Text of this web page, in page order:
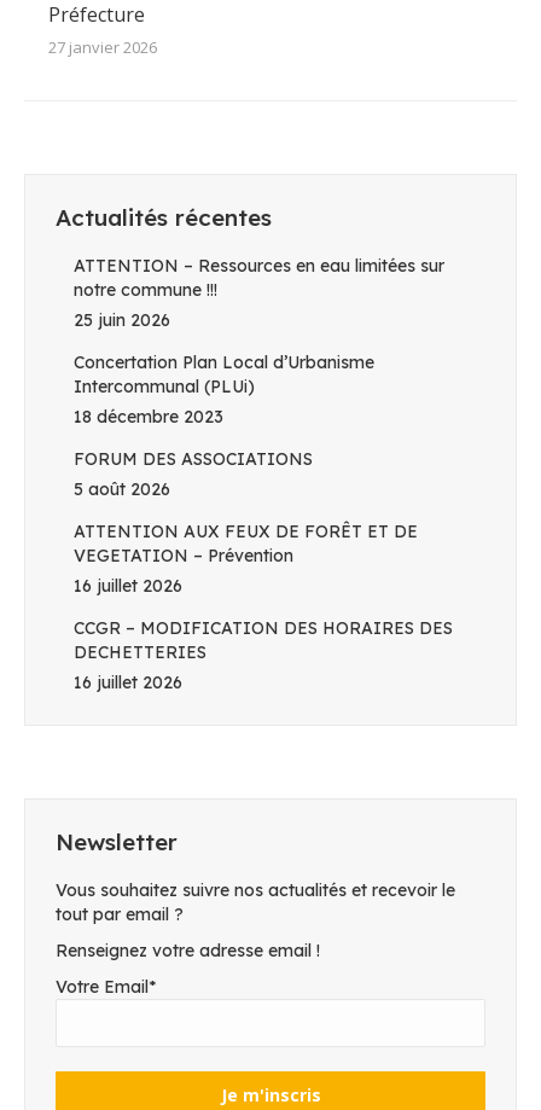
Préfecture
27 janvier 2026
Actualités récentes
ATTENTION – Ressources en eau limitées sur
notre commune !!!
25 juin 2026
Concertation Plan Local d’Urbanisme
Intercommunal (PLUi)
18 décembre 2023
FORUM DES ASSOCIATIONS
5 août 2026
ATTENTION AUX FEUX DE FORÊT ET DE
VEGETATION – Prévention
16 juillet 2026
CCGR – MODIFICATION DES HORAIRES DES
DECHETTERIES
16 juillet 2026
Newsletter
Vous souhaitez suivre nos actualités et recevoir le
tout par email ?
Renseignez votre adresse email !
Votre Email*